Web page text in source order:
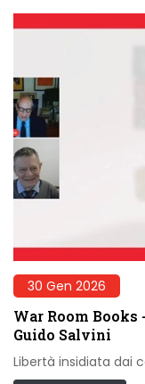
30 Gen 2026
War Room Books
Guido Salvini
Libertà insidiata dai